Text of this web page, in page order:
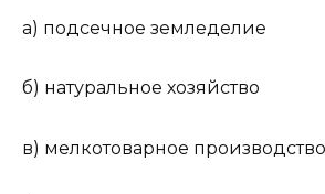
а) подсечное земледелие
б) натуральное хозяйство
в) мелкотоварное производство